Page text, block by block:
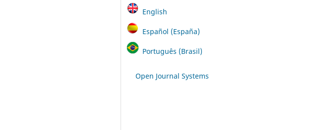
English
Español (España)
Português (Brasil)
Open Journal Systems